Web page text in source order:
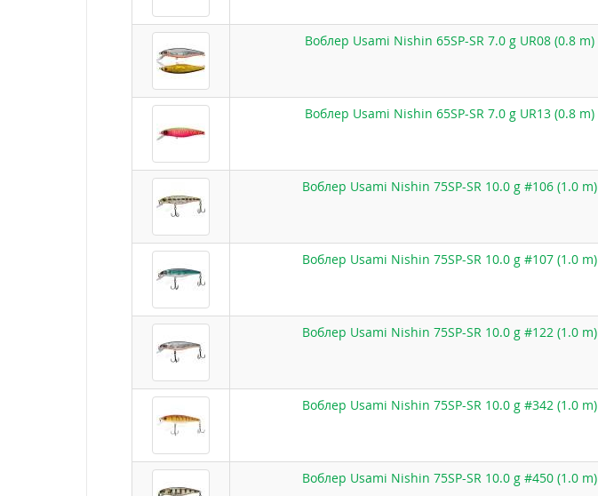
Воблер Usami Nishin 65SP-SR 7.0 g UR08 (0.8 m)
Воблер Usami Nishin 65SP-SR 7.0 g UR13 (0.8 m)
Воблер Usami Nishin 75SP-SR 10.0 g #106 (1.0 m)
Воблер Usami Nishin 75SP-SR 10.0 g #107 (1.0 m)
Воблер Usami Nishin 75SP-SR 10.0 g #122 (1.0 m)
Воблер Usami Nishin 75SP-SR 10.0 g #342 (1.0 m)
Воблер Usami Nishin 75SP-SR 10.0 g #450 (1.0 m)